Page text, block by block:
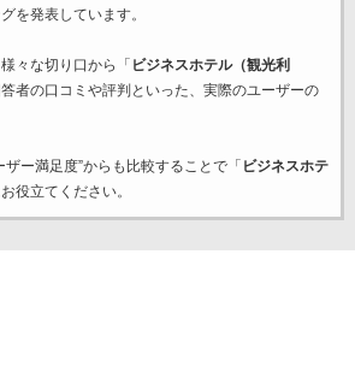
を発表しています。
々な切り口から「 ビジネスホテル（観光利
者の口コミや評判といった、実際のユーザーの
ー満足度”からも比較することで「 ビジネスホテ
役立てください。